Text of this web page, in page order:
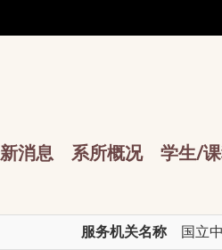
消息 系所概况 学生/
服务机关名称 国立